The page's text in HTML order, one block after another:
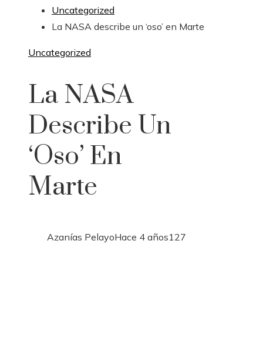
Uncategorized
La NASA describe un ‘oso’ en Marte
Uncategorized
La NASA
Describe Un
‘oso’ En
Marte
Azanías PelayoHace 4 años127